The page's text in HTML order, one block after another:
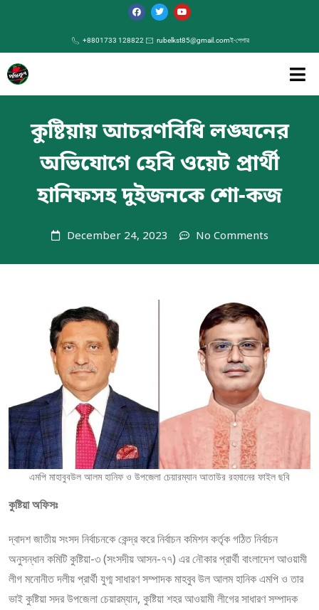
+8801733 128822 rubelkst85@gmail.comই-পেপার
কুষ্টিয়ায় আচরণবিধি লঙ্ঘনের
অভিযোগে হেবি ওয়েট প্রার্থী
হানিফসহ দুইজনকে শো-কজ
December 24, 2023 No Comments
এমপি মাহাবুবউল আলম হানিফ ও উপজেলা চেয়ারম্যান আতাউর রহমানের ফাইল ছবি
কুষ্টিয়া অফিসঃ
দ্বাদশ জাতীয় সংসদ নির্বাচনকে কেন্দ্র করে নির্বাচন কমিশন কর্তৃক গঠিত নির্বাচন
অনুসন্ধান কমিটি কুষ্টিয়া-৩ (সংসদীয় আসন-৭৭) এর নৌকার প্রার্থী বাংলাদেশ আওয়ামী
লীগ মনোনীত দলীয় প্রার্থী যুগ্ম সাধারণ সম্পাদক মাহবুব উল আলম হানিক এমপি ও তার
ভাই কুষ্টিয়া সদর উপজেলা চেয়ারম্যান, কুষ্টিয়া শহর আওয়ামী লীগের সাধারণ সম্পাদক